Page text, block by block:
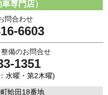
専門店）
問合わせ
6603
備のお問合せ
1351
水曜・第2木曜)
蛤田18番地